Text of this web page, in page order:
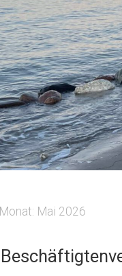
Monat: Mai 2026